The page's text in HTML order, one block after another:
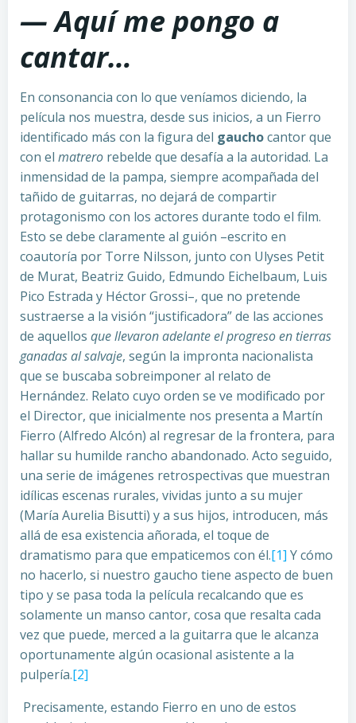
— Aquí me pongo a
cantar…
En consonancia con lo que veníamos diciendo, la
película nos muestra, desde sus inicios, a un Fierro
identificado más con la figura del gauchocantor que
con el matrero rebelde que desafía a la autoridad. La
inmensidad de la pampa, siempre acompañada del
tañido de guitarras, no dejará de compartir
protagonismo con los actores durante todo el film.
Esto se debe claramente al guión –escrito en
coautoría por Torre Nilsson, junto con Ulyses Petit
de Murat, Beatriz Guido, Edmundo Eichelbaum, Luis
Pico Estrada y Héctor Grossi–, que no pretende
sustraerse a la visión “justificadora” de las acciones
de aquellos que llevaron adelante el progreso en tierras
ganadas al salvaje, según la impronta nacionalista
que se buscaba sobreimponer al relato de
Hernández. Relato cuyo orden se ve modificado por
el Director, que inicialmente nos presenta a Martín
Fierro (Alfredo Alcón) al regresar de la frontera, para
hallar su humilde rancho abandonado. Acto seguido,
una serie de imágenes retrospectivas que muestran
idílicas escenas rurales, vividas junto a su mujer
(María Aurelia Bisutti) y a sus hijos, introducen, más
allá de esa existencia añorada, el toque de
dramatismo para que empaticemos con él.[1] Y cómo
no hacerlo, si nuestro gaucho tiene aspecto de buen
tipo y se pasa toda la película recalcando que es
solamente un manso cantor, cosa que resalta cada
vez que puede, merced a la guitarra que le alcanza
oportunamente algún ocasional asistente a la
pulpería.[2]
Precisamente, estando Fierro en uno de estos